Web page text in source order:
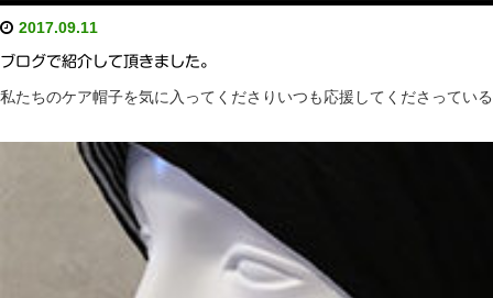
2017.09.11
ブログで紹介して頂きました。
私たちのケア帽子を気に入ってくださりいつも応援してくださってい